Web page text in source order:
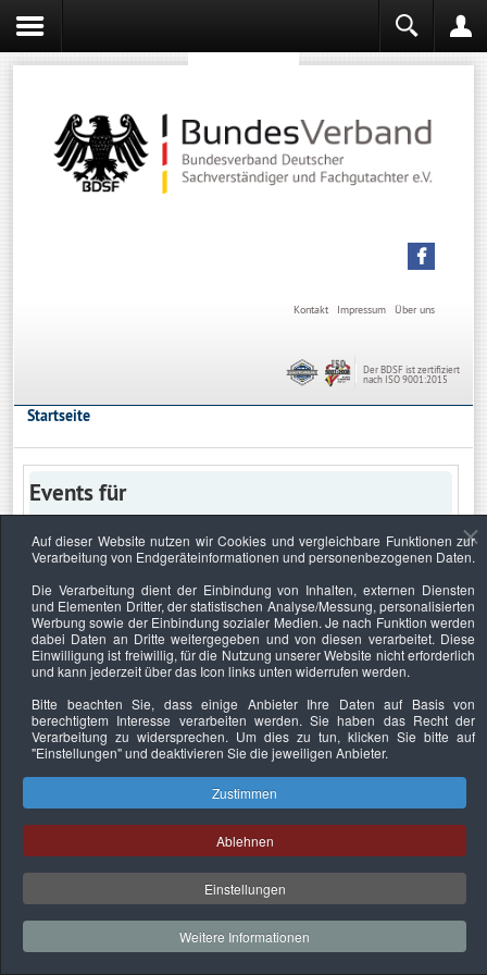
Über uns
Impressum
Kontakt
Der BDSF ist zertifiziert
nach ISO 9001:2015
Startseite
Events für
Keine Termine
Datenschutzerklärung Urheberrechtsnachweise Nachhaltigkeit
Copyright © 2026. Bundesverband Deutscher
Sachverständiger und Fachgutachter e.V..
Auf dieser Website nutzen wir Cookies und vergleichbare Funktionen zur
Verarbeitung von Endgeräteinformationen und personenbezogenen Daten.
Die Verarbeitung dient der Einbindung von Inhalten, externen Diensten
und Elementen Dritter, der statistischen Analyse/Messung, personalisierten
Werbung sowie der Einbindung sozialer Medien. Je nach Funktion werden
dabei Daten an Dritte weitergegeben und von diesen verarbeitet. Diese
Einwilligung ist freiwillig, für die Nutzung unserer Website nicht erforderlich
und kann jederzeit über das Icon links unten widerrufen werden.
Bitte beachten Sie, dass einige Anbieter Ihre Daten auf Basis von
berechtigtem Interesse verarbeiten werden. Sie haben das Recht der
Verarbeitung zu widersprechen. Um dies zu tun, klicken Sie bitte auf
"Einstellungen"und deaktivieren Sie die jeweiligen Anbieter.
Zustimmen
Ablehnen
Einstellungen
Weitere Informationen